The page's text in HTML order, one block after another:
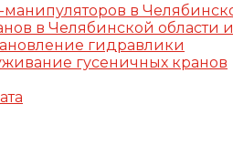
манипуляторов в
в Челябинской области
гидравлики
гусеничных кранов